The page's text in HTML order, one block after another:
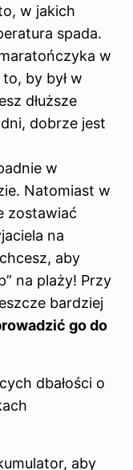
w jakich
spada.
w
by był w
dłuższe
dobrze jest
w
Natomiast w
zostawiać
na
aby
na plaży! Przy
bardziej
go do
dbałości o
aby